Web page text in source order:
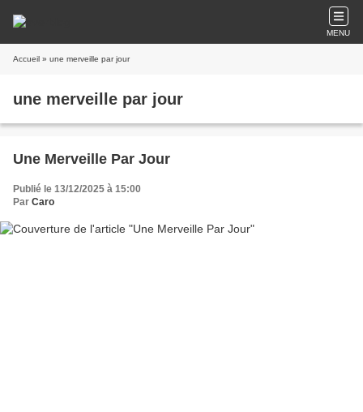
MENU
Accueil » une merveille par jour
une merveille par jour
Une Merveille Par Jour
Publié le 13/12/2025 à 15:00
Par Caro